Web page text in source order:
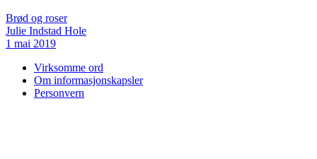
Brød og roser
Julie Indstad Hole
1 mai 2019
Virksomme ord
Om informasjonskapsler
Personvern